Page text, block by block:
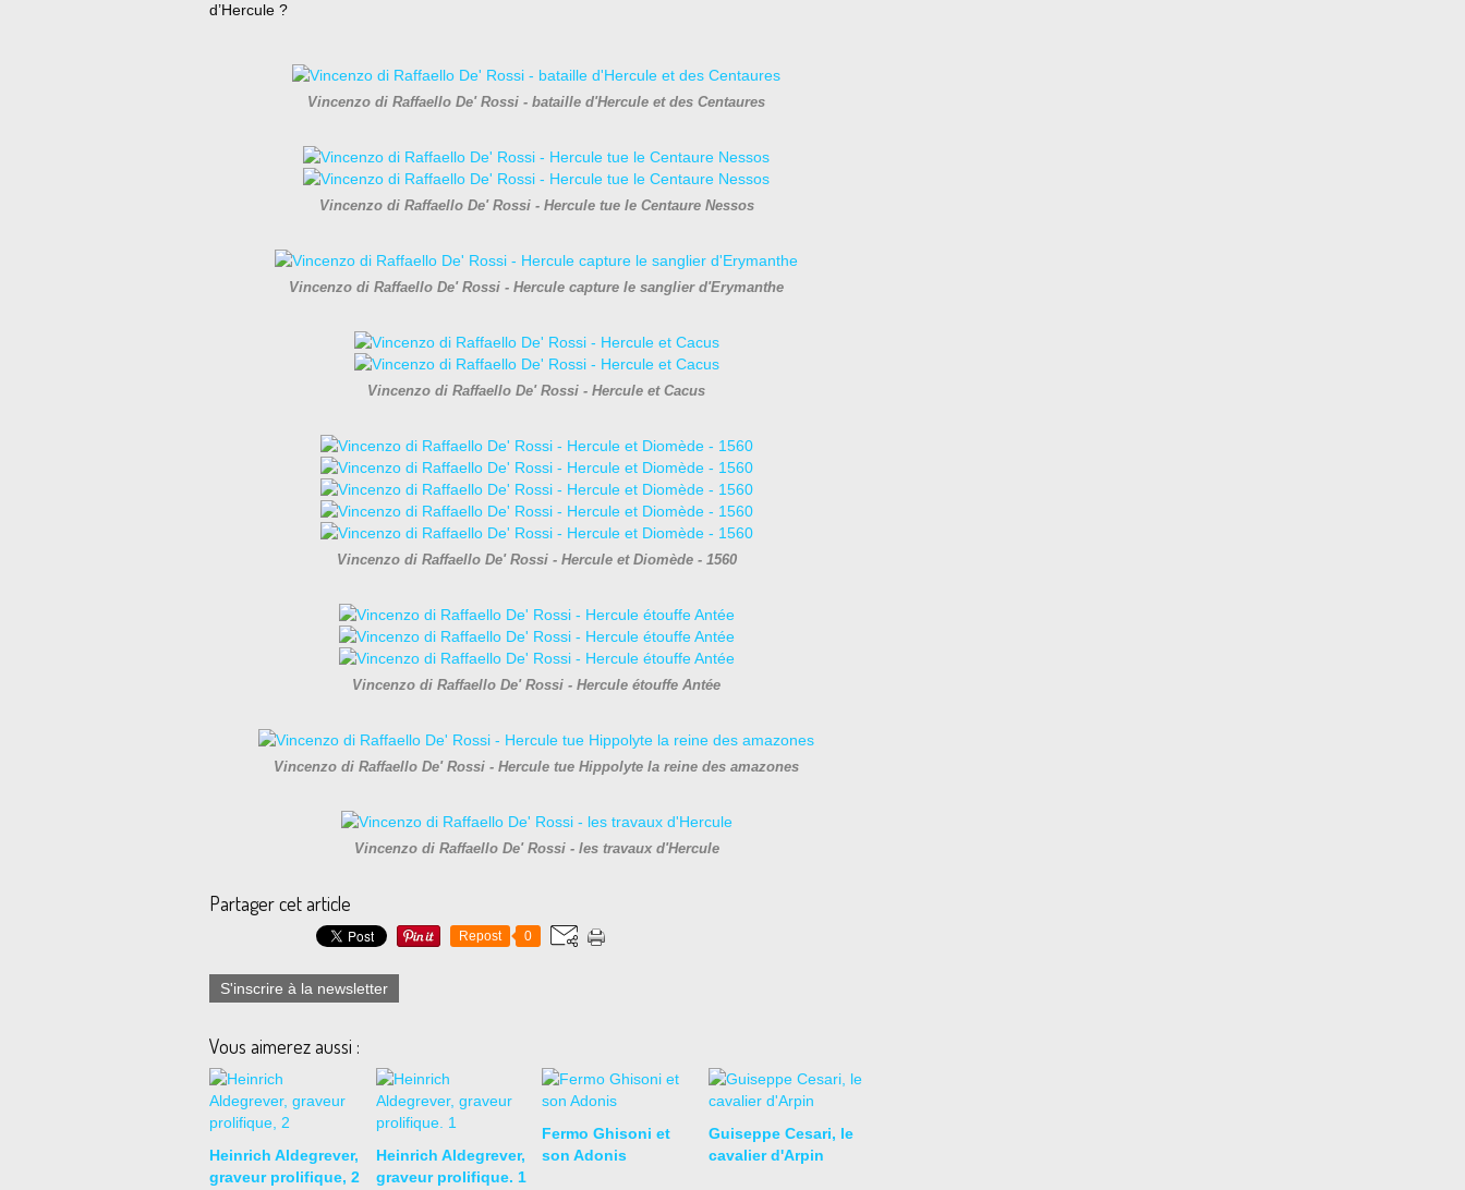
d’Hercule ?
Vincenzo di Raffaello De' Rossi - bataille d'Hercule et des Centaures
Vincenzo di Raffaello De' Rossi - Hercule tue le Centaure Nessos
Vincenzo di Raffaello De' Rossi - Hercule capture le sanglier d'Erymanthe
Vincenzo di Raffaello De' Rossi - Hercule et Cacus
Vincenzo di Raffaello De' Rossi - Hercule et Diomède - 1560
Vincenzo di Raffaello De' Rossi - Hercule étouffe Antée
Vincenzo di Raffaello De' Rossi - Hercule tue Hippolyte la reine des amazones
Vincenzo di Raffaello De' Rossi - les travaux d'Hercule
Partager cet article
Repost 0
S'inscrire à la newsletter
Vous aimerez aussi :
Heinrich Aldegrever,
graveur prolifique, 2
Heinrich Aldegrever,
graveur prolifique. 1
Fermo Ghisoni et
son Adonis
Guiseppe Cesari, le
cavalier d'Arpin